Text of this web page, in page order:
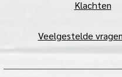
Klachten
Veelgestelde